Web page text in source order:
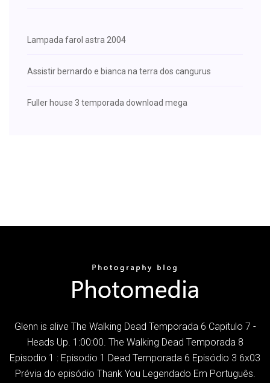
Lampada farol astra 2004
Assistir bernardo e bianca na terra dos cangurus
Fuller house 3 temporada download mega
Glenn is alive The Walking Dead Temporada 6 Capitulo 7 -
Heads Up. 1:00:00. The Walking Dead Temporada 8
Episodio 1 : Episodio 1 Dead Temporada 6 Episódio 3 6x03
Prévia do episódio Thank You Legendado Em Português.